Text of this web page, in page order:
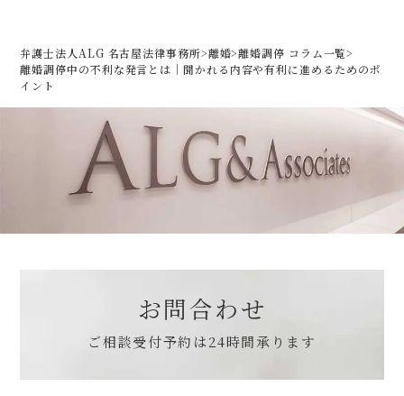
弁護士法人ALG 名古屋法律事務所>離婚>離婚調停 コラム一覧>
離婚調停中の不利な発言とは｜聞かれる内容や有利に進めるためのポ
イント
お問合わせ
ご相談受付予約は24時間承ります